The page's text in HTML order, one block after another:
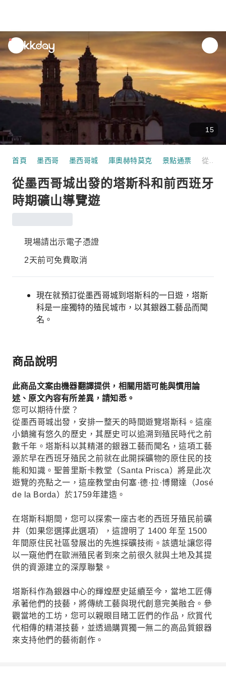
unread
notifications
15
首頁 墨西哥 墨西哥城 庫奧赫特莫克 景點通票
從墨西哥城出發的塔斯科和前西班牙
時期礦山導覽遊
現場請出示電子憑證
2天前可免費取消
現在就預訂從墨西哥城到塔斯科的一日遊，塔斯
科是一座獨特的殖民城市，以其銀器工藝品而聞
名。
商品說明
此商品文案由機器翻譯提供，相關用語可能與慣用論
述、原文內容有所差異，請知悉。
您可以期待什麼？
從墨西哥城出發，安排一整天的時間遊覽塔斯科。這座
小鎮擁有悠久的歷史，其歷史可以追溯到殖民時代之前
數千年。塔斯科以其精湛的銀器工藝而聞名，這項工藝
源於早在西班牙殖民之前就在此開採礦物的原住民的技
能和知識。聖普里斯卡教堂（Santa Prisca）將是此次
遊覽的亮點之一，這座教堂由何塞·德·拉·博爾達（José
de la Borda）於1759年建造。
在塔斯科期間，您可以探索一座古老的西班牙殖民前礦
井（如果您選擇此選項），這證明了 1400 年至 1500
年間原住民社區發展出的先進採礦技術。該遺址讓您得
以一窺他們在歐洲殖民者到來之前很久就與土地及其提
供的資源建立的深厚聯繫。
塔斯科作為銀器中心的輝煌歷史延續至今，當地工匠傳
承著他們的技藝，將傳統工藝與現代創意完美融合。參
觀當地的工坊，您可以親眼目睹工匠們的作品，欣賞代
代相傳的精湛技藝，並透過購買獨一無二的高品質銀器
來支持他們的藝術創作。